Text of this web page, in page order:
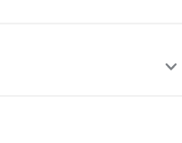
能強大的